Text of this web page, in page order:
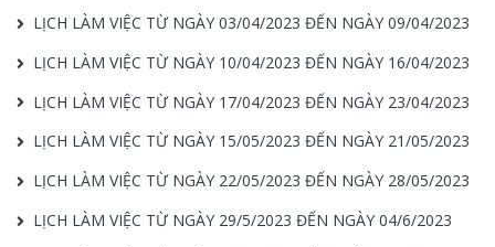
LỊCH LÀM VIỆC TỪ NGÀY 03/04/2023 ĐẾN NGÀY 09/04/2023
LỊCH LÀM VIỆC TỪ NGÀY 10/04/2023 ĐẾN NGÀY 16/04/2023
LỊCH LÀM VIỆC TỪ NGÀY 17/04/2023 ĐẾN NGÀY 23/04/2023
LỊCH LÀM VIỆC TỪ NGÀY 15/05/2023 ĐẾN NGÀY 21/05/2023
LỊCH LÀM VIỆC TỪ NGÀY 22/05/2023 ĐẾN NGÀY 28/05/2023
LỊCH LÀM VIỆC TỪ NGÀY 29/5/2023 ĐẾN NGÀY 04/6/2023